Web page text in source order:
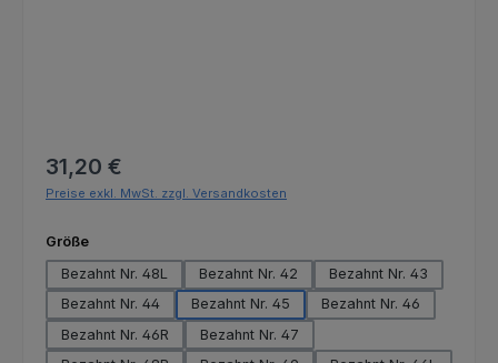
Regulärer Preis:
31,20 €
Preise exkl. MwSt. zzgl. Versandkosten
Größeauswählen
Bezahnt Nr. 48L
Bezahnt Nr. 42
Bezahnt Nr. 43
Bezahnt Nr. 44
Bezahnt Nr. 45
Bezahnt Nr. 46
Bezahnt Nr. 46R
Bezahnt Nr. 47